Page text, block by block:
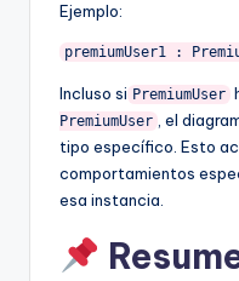
Ejemplo:
premiumUser1 :
Incluso si PremiumUser
PremiumUser
, el
tipo específico. Esto
comportamientos
esa instancia.